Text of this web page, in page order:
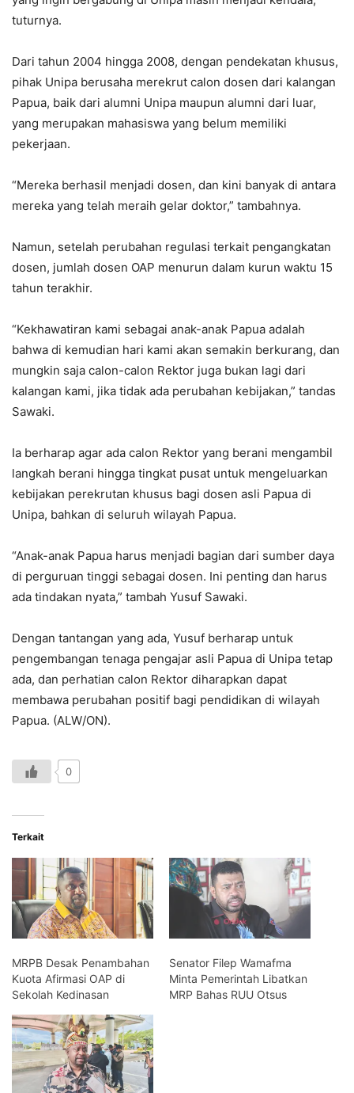
tuturnya.
Dari tahun 2004 hingga 2008, dengan pendekatan khusus,
pihak Unipa berusaha merekrut calon dosen dari kalangan
Papua, baik dari alumni Unipa maupun alumni dari luar,
yang merupakan mahasiswa yang belum memiliki
pekerjaan.
“Mereka berhasil menjadi dosen, dan kini banyak di antara
mereka yang telah meraih gelar doktor,” tambahnya.
Namun, setelah perubahan regulasi terkait pengangkatan
dosen, jumlah dosen OAP menurun dalam kurun waktu 15
tahun terakhir.
“Kekhawatiran kami sebagai anak-anak Papua adalah
bahwa di kemudian hari kami akan semakin berkurang, dan
mungkin saja calon-calon Rektor juga bukan lagi dari
kalangan kami, jika tidak ada perubahan kebijakan,” tandas
Sawaki.
Ia berharap agar ada calon Rektor yang berani mengambil
langkah berani hingga tingkat pusat untuk mengeluarkan
kebijakan perekrutan khusus bagi dosen asli Papua di
Unipa, bahkan di seluruh wilayah Papua.
“Anak-anak Papua harus menjadi bagian dari sumber daya
di perguruan tinggi sebagai dosen. Ini penting dan harus
ada tindakan nyata,” tambah Yusuf Sawaki.
Dengan tantangan yang ada, Yusuf berharap untuk
pengembangan tenaga pengajar asli Papua di Unipa tetap
ada, dan perhatian calon Rektor diharapkan dapat
membawa perubahan positif bagi pendidikan di wilayah
Papua. (ALW/ON).
0
Terkait
MRPB Desak Penambahan
Kuota Afirmasi OAP di
Sekolah Kedinasan
Senator Filep Wamafma
Minta Pemerintah Libatkan
MRP Bahas RUU Otsus